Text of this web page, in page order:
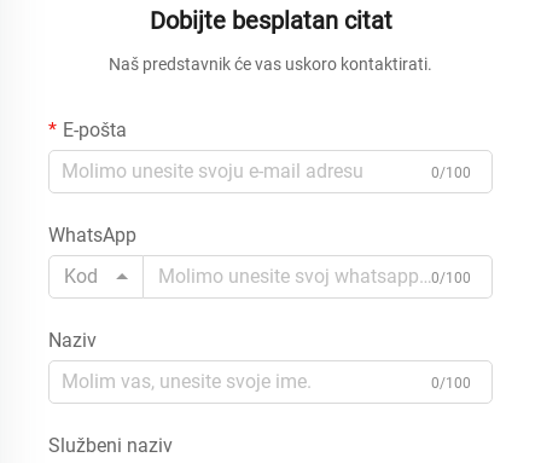
Dobijte besplatan citat
Naš predstavnik će vas uskoro kontaktirati.
E-pošta
0/100
WhatsApp
Kod
0/100
Naziv
0/100
Službeni naziv